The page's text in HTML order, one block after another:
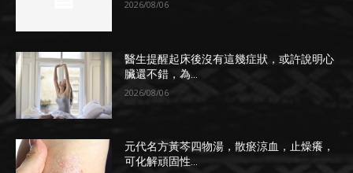
2026/08/06
醫生提醒起床後沒有這幾症狀，或許說明心
臟還不錯，為...
2026/08/06
元代名方黃芩四物湯，散瘀涼血，止燥癢，
可化解頑固性...